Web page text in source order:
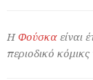
Η Φούσκα είναι
περιοδικό